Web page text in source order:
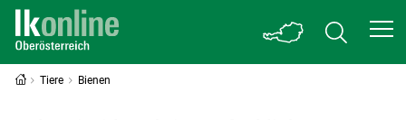
Tiere Bienen